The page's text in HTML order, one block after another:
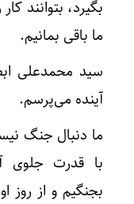
بگیرد، بتوانند
ما باقی بمانیم.
سید محمدعلی
آینده می‌پرسم.
ما دنبال جنگ
با قدرت جلوی
بجنگیم و از روز